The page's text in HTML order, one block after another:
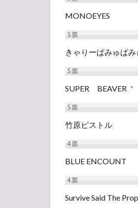
MONOEYES
5票
きゃりーぱみゅぱみ
5票
SUPER BEAVER *
5票
竹原ピストル
4票
BLUE ENCOUNT
4票
Survive Said The